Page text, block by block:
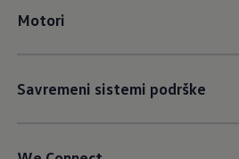
Motori
Savremeni sistemi podrške